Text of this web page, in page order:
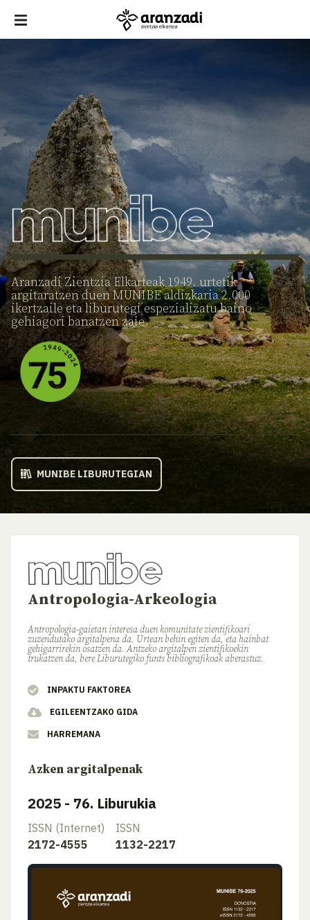
Aranzadi Zientzia Elkarteak 1949. urtetik
argitaratzen duen MUNIBE aldizkaria 2.000
ikertzaile eta liburutegi espezializatu baino
gehiagori banatzen zaie.
MUNIBE LIBURUTEGIAN
Antropologia-Arkeologia
Antropologia-gaietan interesa duen komunitate zientifikoari
zuzendutako argitalpena da. Urtean behin egiten da, eta hainbat
gehigarrirekin osatzen da. Antzeko argitalpen zientifikoekin
trukatzen da, bere Liburutegiko funts bibliografikoak aberastuz.
INPAKTU FAKTOREA
EGILEENTZAKO GIDA
HARREMANA
Azken argitalpenak
2025 - 76. Liburukia
ISSN (Internet)
2172-4555
ISSN
1132-2217